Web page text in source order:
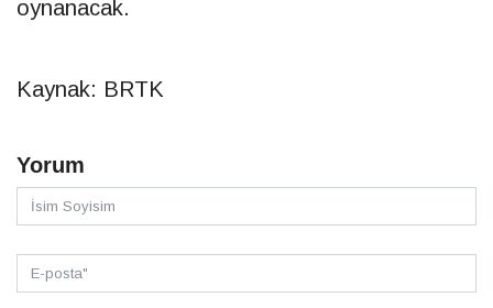
oynanacak.
Kaynak: BRTK
Yorum